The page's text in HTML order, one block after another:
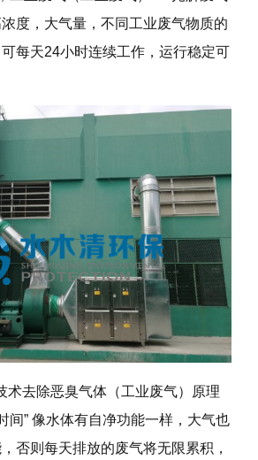
度，大气量，不同工业废气物质的
每天24小时连续工作，运行稳定可
术去除恶臭气体（工业废气）原理
间” 像水体有自净功能一样，大气也
否则每天排放的废气将无限累积，